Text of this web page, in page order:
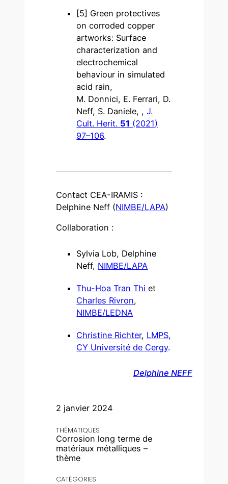
2 janvier 2024
THÉMATIQUES
Corrosion long terme de
matériaux métalliques –
thème
CATÉGORIES
[5] Green protectives
on corroded copper
artworks: Surface
characterization and
electrochemical
behaviour in simulated
acid rain,
M. Donnici, E. Ferrari, D.
Neff, S. Daniele, ,J.
Cult. Herit. 51 (2021)
97–106.
Contact CEA-IRAMIS :
Delphine Neff (NIMBE/LAPA)
Collaboration :
Sylvia Lob, Delphine
Neff, NIMBE/LAPA
Thu-Hoa Tran Thiet
Charles Rivron,
NIMBE/LEDNA
Christine Richter, LMPS,
CY Université de Cergy.
Delphine NEFF